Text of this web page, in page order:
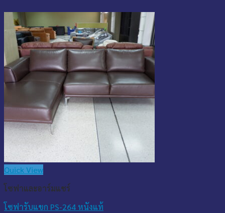
Quick View
โซฟาและอาร์มแชร์
โซฟารับแขก PS-264 หนังแท้